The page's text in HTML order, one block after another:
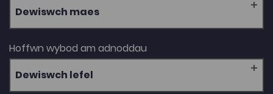
Dewiswch maes
Hoffwn wybod am adnoddau
Dewiswch lefel